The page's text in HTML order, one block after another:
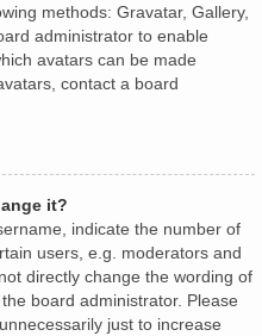
methods: Gravatar, Gallery,
administrator to enable
avatars can be made
contact a board
it?
indicate the number of
users, e.g. moderators and
directly change the wording of
board administrator. Please
just to increase